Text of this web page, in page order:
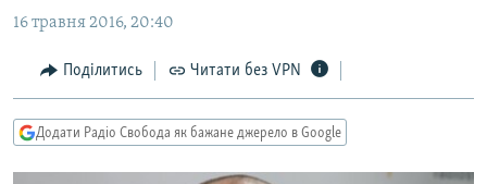
основної
навігації
Перейти
до
пошуку
ЕКОНОМІКА
СУСПІЛЬСТВО
РОСІЙСЬКА «ФІЛЬТРАЦІЯ»
ДОНБАС.РЕАЛІЇ
ТИ ЯК?
16 травня 2016, 20:40
Поділитись Читати без VPN
Додати Радіо Свобода як бажане джерело в Google